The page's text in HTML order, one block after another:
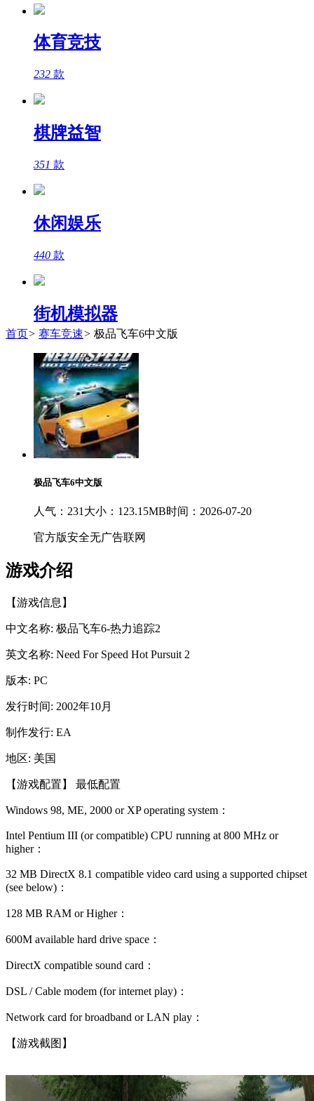
体育竞技
232 款
棋牌益智
351 款
休闲娱乐
440 款
街机模拟器
首页> 赛车竞速> 极品飞车6中文版
极品飞车6中文版
人气：231 大小：123.15MB时间：2026-07-20
官方版安全无广告联网
游戏介绍
【游戏信息】
中文名称: 极品飞车6-热力追踪2
英文名称: Need For Speed Hot Pursuit 2
版本: PC
发行时间: 2002年10月
制作发行: EA
地区: 美国
【游戏配置】 最低配置
Windows 98, ME, 2000 or XP operating system：
Intel Pentium III (or compatible) CPU running at 800 MHz or
higher：
32 MB DirectX 8.1 compatible video card using a supported chipset
(see below)：
128 MB RAM or Higher：
600M available hard drive space：
DirectX compatible sound card：
DSL / Cable modem (for internet play)：
Network card for broadband or LAN play：
【游戏截图】